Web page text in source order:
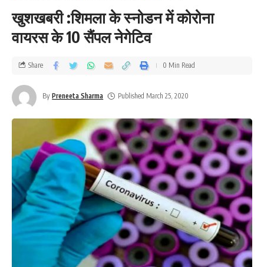
खुशखबरी :शिमला के स्नोडन में कोरोना
वायरस के 10 सैंपल नेगेटिव
By Preneeta Sharma Published March 25, 2020
Share 0 Min Read